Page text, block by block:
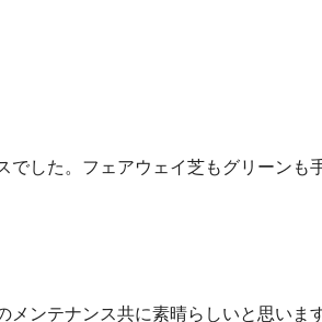
した。フェアウェイ芝もグリーン
ンテナンス共に素晴らしいと思い